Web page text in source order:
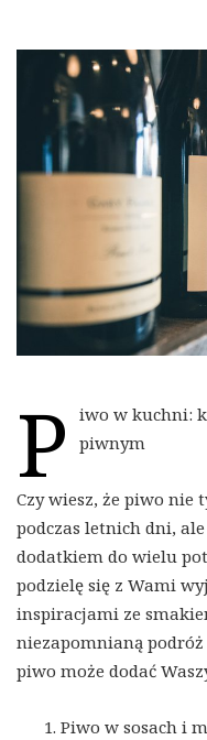
P
iwo w kuchni:
piwnym
Czy wiesz, że piwo nie
podczas letnich dni,
dodatkiem do wielu
podzielę się z Wami
inspiracjami ze
niezapomnianą
piwo może dodać
Piwo w sosach i